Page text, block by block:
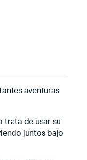
aventuras
trata de usar su
juntos bajo